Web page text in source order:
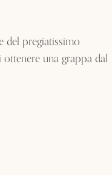
del pregiatissimo
una grappa dal